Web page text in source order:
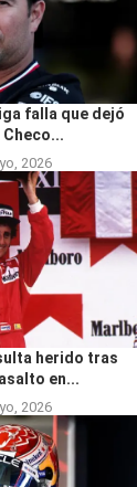
falla que dejó
2026
herido tras
en...
2026